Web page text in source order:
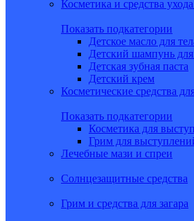
Косметика и средства
Показать подкатегории
Детское масло для
Детский шампунь
Детская зубная паста
Детский крем
Косметические средства
Показать подкатегории
Косметика для
Грим для
Лечебные мази и спреи
Солнцезащитные средства
Грим и средства для загара